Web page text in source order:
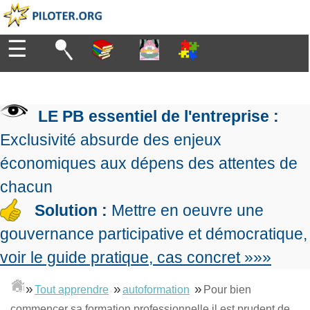
Diriger
de
l'entreprise
Démocratique
Conception
la
de
La
Organiser
la
production
L'Excellence
Opérationnelle
Lean
Management
La
Méthode
Manager
Manager
projets
Les
Outils
du
de
Progresser
▶
Mesurer
la
performance
Tableau
de
Entreprendre
▶
Salarié→Entrepreneur
La
Se
☰
LE PB essentiel de l'entreprise :
Exclusivité absurde des enjeux
économiques aux dépens des attentes de
chacun
Solution : Mettre en oeuvre une
gouvernance participative et démocratique,
voir le guide pratique, cas concret »»»
»Tout apprendre »autoformation » Pour bien